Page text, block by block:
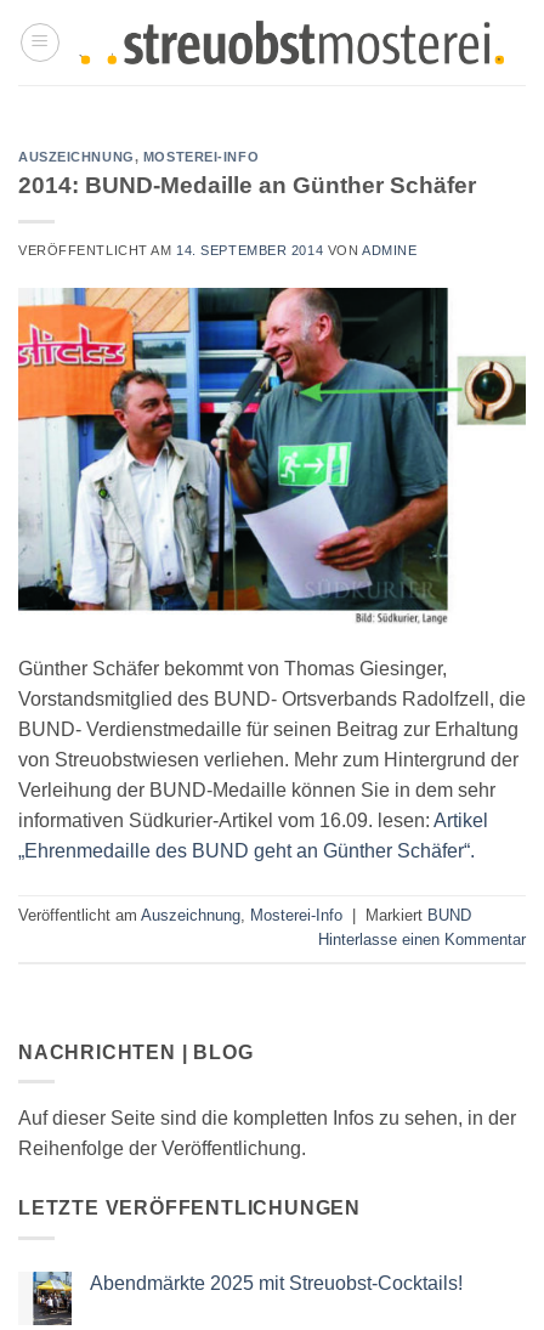
Inhalt
AUSZEICHNUNG, MOSTEREI-INFO
2014: BUND-Medaille an Günther Schäfer
VERÖFFENTLICHT AM 14. SEPTEMBER 2014 VON ADMINE
Günther Schäfer bekommt von Thomas Giesinger,
Vorstandsmitglied des BUND- Ortsverbands Radolfzell, die
BUND- Verdienstmedaille für seinen Beitrag zur Erhaltung
von Streuobstwiesen verliehen. Mehr zum Hintergrund der
Verleihung der BUND-Medaille können Sie in dem sehr
informativen Südkurier-Artikel vom 16.09. lesen: Artikel
„Ehrenmedaille des BUND geht an Günther Schäfer“.
Veröffentlicht am Auszeichnung, Mosterei-Info Markiert BUND
Hinterlasse einen Kommentar
NACHRICHTEN | BLOG
Auf dieser Seite sind die kompletten Infos zu sehen, in der
Reihenfolge der Veröffentlichung.
LETZTE VERÖFFENTLICHUNGEN
Abendmärkte 2025 mit Streuobst-Cocktails!